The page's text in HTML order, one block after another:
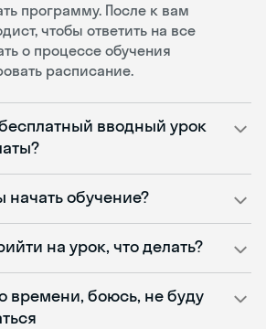
программу. После к вам
чтобы ответить на все
о процессе обучения
расписание.
вводный урок
начать обучение?
на урок, что делать?
времени, боюсь, не буду